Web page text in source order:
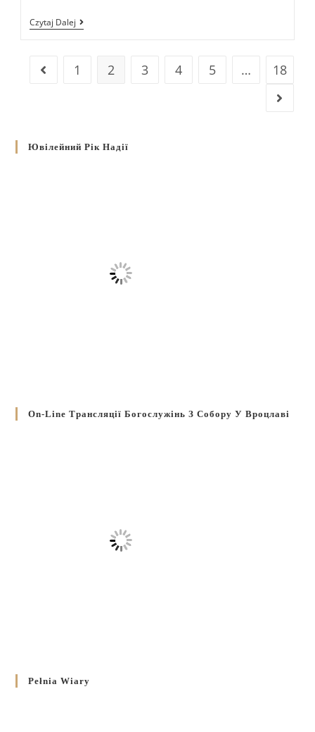
Czytaj Dalej
1 2 3 4 5 … 18
Ювілейний Рік Надії
On-Line Трансляції Богослужінь З Собору У Вроцлаві
Pełnia Wiary